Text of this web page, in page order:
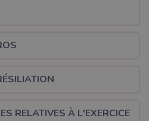
RELATIVES À L'EXERCICE